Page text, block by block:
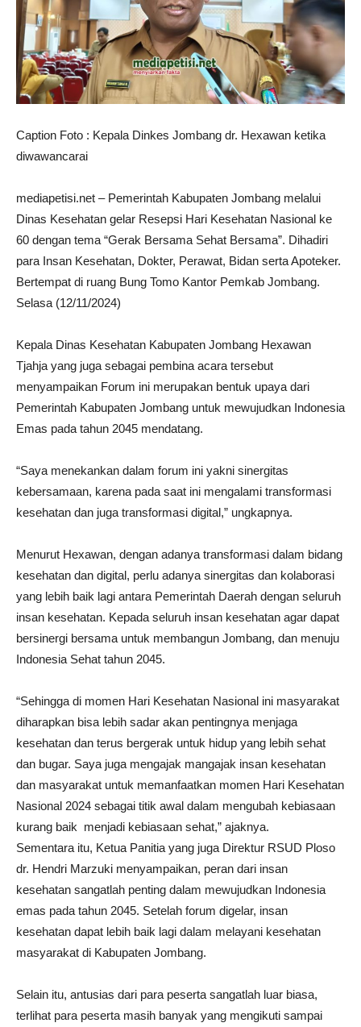
Caption Foto : Kepala Dinkes Jombang dr. Hexawan ketika
diwawancarai
mediapetisi.net – Pemerintah Kabupaten Jombang melalui
Dinas Kesehatan gelar Resepsi Hari Kesehatan Nasional ke
60 dengan tema “Gerak Bersama Sehat Bersama”. Dihadiri
para Insan Kesehatan, Dokter, Perawat, Bidan serta Apoteker.
Bertempat di ruang Bung Tomo Kantor Pemkab Jombang.
Selasa (12/11/2024)
Kepala Dinas Kesehatan Kabupaten Jombang Hexawan
Tjahja yang juga sebagai pembina acara tersebut
menyampaikan Forum ini merupakan bentuk upaya dari
Pemerintah Kabupaten Jombang untuk mewujudkan Indonesia
Emas pada tahun 2045 mendatang.
“Saya menekankan dalam forum ini yakni sinergitas
kebersamaan, karena pada saat ini mengalami transformasi
kesehatan dan juga transformasi digital,” ungkapnya.
Menurut Hexawan, dengan adanya transformasi dalam bidang
kesehatan dan digital, perlu adanya sinergitas dan kolaborasi
yang lebih baik lagi antara Pemerintah Daerah dengan seluruh
insan kesehatan. Kepada seluruh insan kesehatan agar dapat
bersinergi bersama untuk membangun Jombang, dan menuju
Indonesia Sehat tahun 2045.
“Sehingga di momen Hari Kesehatan Nasional ini masyarakat
diharapkan bisa lebih sadar akan pentingnya menjaga
kesehatan dan terus bergerak untuk hidup yang lebih sehat
dan bugar. Saya juga mengajak mangajak insan kesehatan
dan masyarakat untuk memanfaatkan momen Hari Kesehatan
Nasional 2024 sebagai titik awal dalam mengubah kebiasaan
kurang baik menjadi kebiasaan sehat,” ajaknya.
Sementara itu, Ketua Panitia yang juga Direktur RSUD Ploso
dr. Hendri Marzuki menyampaikan, peran dari insan
kesehatan sangatlah penting dalam mewujudkan Indonesia
emas pada tahun 2045. Setelah forum digelar, insan
kesehatan dapat lebih baik lagi dalam melayani kesehatan
masyarakat di Kabupaten Jombang.
Selain itu, antusias dari para peserta sangatlah luar biasa,
terlihat para peserta masih banyak yang mengikuti sampai